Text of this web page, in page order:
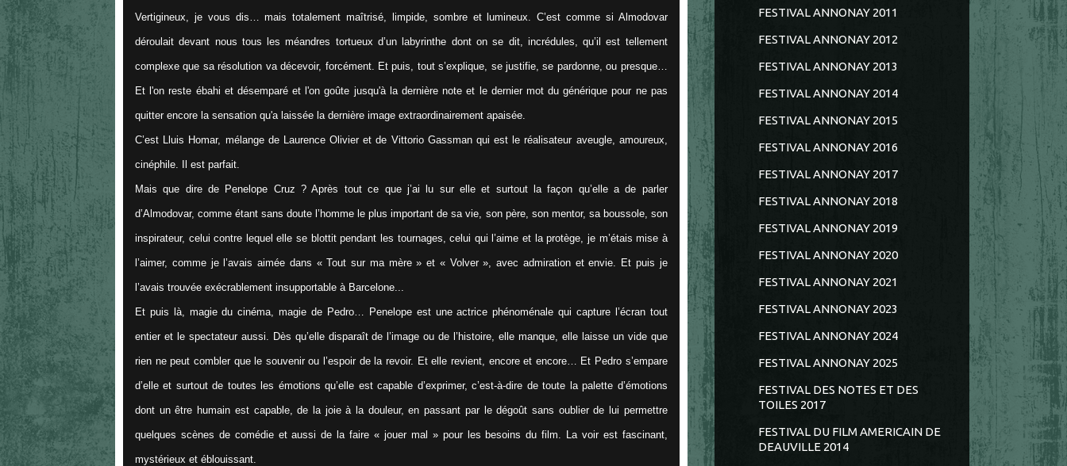
Vertigineux, je vous dis… mais totalement maîtrisé, limpide, sombre et lumineux. C’est comme si Almodovar
déroulait devant nous tous les méandres tortueux d’un labyrinthe dont on se dit, incrédules, qu’il est tellement
complexe que sa résolution va décevoir, forcément. Et puis, tout s’explique, se justifie, se pardonne, ou presque…
Et l'on reste ébahi et désemparé et l'on goûte jusqu'à la dernière note et le dernier mot du générique pour ne pas
quitter encore la sensation qu'a laissée la dernière image extraordinairement apaisée.
C’est Lluis Homar, mélange de Laurence Olivier et de Vittorio Gassman qui est le réalisateur aveugle, amoureux,
cinéphile. Il est parfait.
Mais que dire de Penelope Cruz ? Après tout ce que j’ai lu sur elle et surtout la façon qu’elle a de parler
d’Almodovar, comme étant sans doute l’homme le plus important de sa vie, son père, son mentor, sa boussole, son
inspirateur, celui contre lequel elle se blottit pendant les tournages, celui qui l’aime et la protège, je m’étais mise à
l’aimer, comme je l’avais aimée dans « Tout sur ma mère » et « Volver », avec admiration et envie. Et puis je
l’avais trouvée exécrablement insupportable à Barcelone...
Et puis là, magie du cinéma, magie de Pedro… Penelope est une actrice phénoménale qui capture l’écran tout
entier et le spectateur aussi. Dès qu’elle disparaît de l’image ou de l’histoire, elle manque, elle laisse un vide que
rien ne peut combler que le souvenir ou l’espoir de la revoir. Et elle revient, encore et encore… Et Pedro s’empare
d’elle et surtout de toutes les émotions qu’elle est capable d’exprimer, c’est-à-dire de toute la palette d’émotions
dont un être humain est capable, de la joie à la douleur, en passant par le dégoût sans oublier de lui permettre
quelques scènes de comédie et aussi de la faire « jouer mal » pour les besoins du film. La voir est fascinant,
mystérieux et éblouissant.
FESTIVAL ANNONAY 2011
FESTIVAL ANNONAY 2012
FESTIVAL ANNONAY 2013
FESTIVAL ANNONAY 2014
FESTIVAL ANNONAY 2015
FESTIVAL ANNONAY 2016
FESTIVAL ANNONAY 2017
FESTIVAL ANNONAY 2018
FESTIVAL ANNONAY 2019
FESTIVAL ANNONAY 2020
FESTIVAL ANNONAY 2021
FESTIVAL ANNONAY 2023
FESTIVAL ANNONAY 2024
FESTIVAL ANNONAY 2025
FESTIVAL DES NOTES ET DES
TOILES 2017
FESTIVAL DU FILM AMERICAIN DE
DEAUVILLE 2014